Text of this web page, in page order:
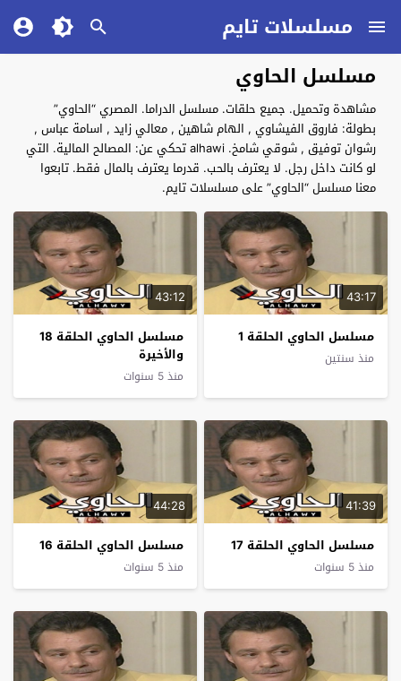
مسلسلات تايم
مسلسل الحاوي
مشاهدة وتحميل. جميع حلقات. مسلسل الدراما. المصري “الحاوي”
بطولة: فاروق الفيشاوي , الهام شاهين , معالي زايد , اسامة عباس ,
رشوان توفيق , شوقي شامخ. alhawi تحكي عن: المصالح المالية. التي
لو كانت داخل رجل. لا يعترف بالحب. قدرما يعترف بالمال فقط. تابعوا
معنا مسلسل “الحاوي” على مسلسلات تايم.
43:17
مسلسل الحاوي الحلقة 1
منذ سنتين
43:12
مسلسل الحاوي الحلقة 18
والأخيرة
منذ 5 سنوات
41:39
مسلسل الحاوي الحلقة 17
منذ 5 سنوات
44:28
مسلسل الحاوي الحلقة 16
منذ 5 سنوات